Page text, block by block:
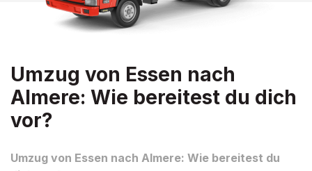
Umzug von Essen nach
Almere: Wie bereitest du dich
vor?
Umzug von Essen nach Almere: Wie bereitest du